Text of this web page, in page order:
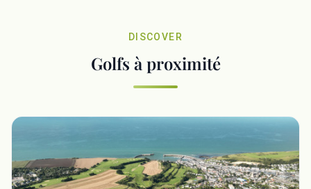
DISCOVER
Golfs à proximité